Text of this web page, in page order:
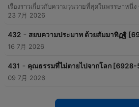
23 7月 2026
432 - สยบความประมาท ด้วยสัมมาทิฏฐิ
16 7月 2026
431 - คุณธรรมที่ไม่ตายไปจากโลก [6928-
09 7月 2026